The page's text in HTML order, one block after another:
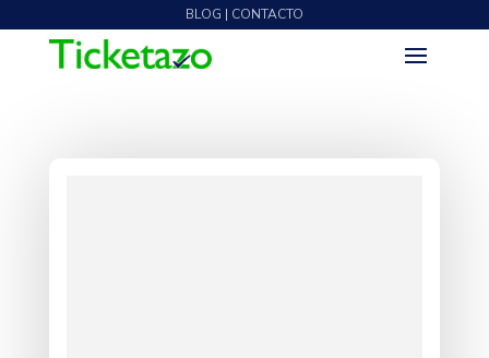
BLOG | CONTACTO